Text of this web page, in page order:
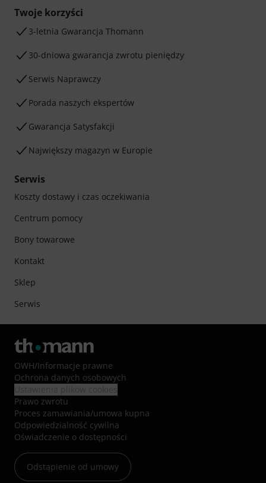
Twoje korzyści
3-letnia Gwarancja Thomann
30-dniowa gwarancja zwrotu pieniędzy
Serwis Naprawczy
Porada naszych ekspertów
Gwarancja Satysfakcji
Największy magazyn w Europie
Serwis
Koszty dostawy i czas oczekiwania
Centrum pomocy
Bony towarowe
Kontakt
Sklep
Serwis
OWH/Informacje prawne
Ochrona danych osobowych
Prawo zwrotu
Proces zamawiania/umowa kupna
Odpowiedzialność cywilna
Oświadczenie o dostępności
Odstąpienie od umowy